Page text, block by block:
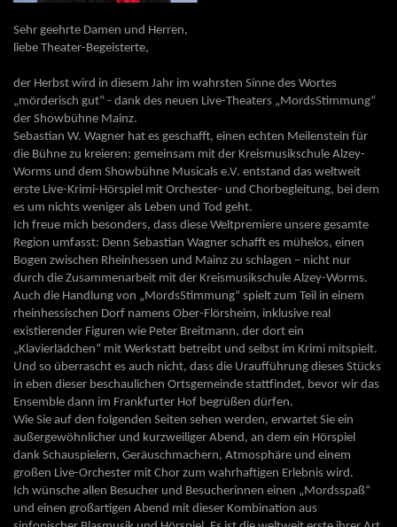
Sehr geehrte Damen und Herren,
liebe Theater-Begeisterte,
der Herbst wird in diesem Jahr im wahrsten Sinne des Wortes
„mörderisch gut“ - dank des neuen Live-Theaters „MordsStimmung“
der Showbühne Mainz.
Sebastian W. Wagner hat es geschafft, einen echten Meilenstein für
die Bühne zu kreieren: gemeinsam mit der Kreismusikschule Alzey-
Worms und dem Showbühne Musicals e.V. entstand das weltweit
erste Live-Krimi-Hörspiel mit Orchester- und Chorbegleitung, bei dem
es um nichts weniger als Leben und Tod geht.
Ich freue mich besonders, dass diese Weltpremiere unsere gesamte
Region umfasst: Denn Sebastian Wagner schafft es mühelos, einen
Bogen zwischen Rheinhessen und Mainz zu schlagen – nicht nur
durch die Zusammenarbeit mit der Kreismusikschule Alzey-Worms.
Auch die Handlung von „MordsStimmung“ spielt zum Teil in einem
rheinhessischen Dorf namens Ober-Flörsheim, inklusive real
existierender Figuren wie Peter Breitmann, der dort ein
„Klavierlädchen“ mit Werkstatt betreibt und selbst im Krimi mitspielt.
Und so überrascht es auch nicht, dass die Uraufführung dieses Stücks
in eben dieser beschaulichen Ortsgemeinde stattfindet, bevor wir das
Ensemble dann im Frankfurter Hof begrüßen dürfen.
Wie Sie auf den folgenden Seiten sehen werden, erwartet Sie ein
außergewöhnlicher und kurzweiliger Abend, an dem ein Hörspiel
dank Schauspielern, Geräuschmachern, Atmosphäre und einem
großen Live-Orchester mit Chor zum wahrhaftigen Erlebnis wird.
Ich wünsche allen Besucher und Besucherinnen einen „Mordsspaß“
und einen großartigen Abend mit dieser Kombination aus